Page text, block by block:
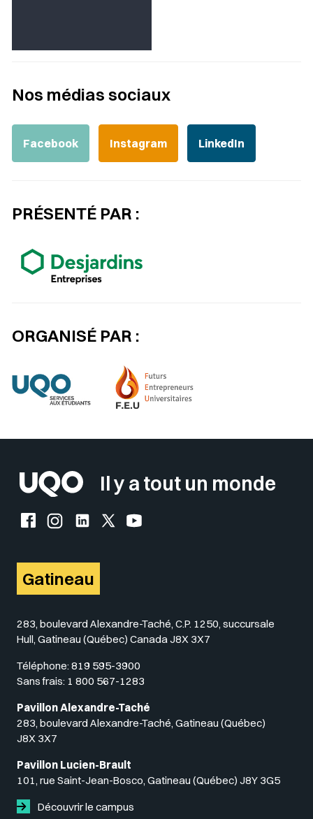
Nos médias sociaux
Facebook Instagram LinkedIn
PRÉSENTÉ PAR :
ORGANISÉ PAR :
Il y a tout un monde
Facebook de l'UQO
Instagram de l'UQO
LinkedIn de l'UQO
X (Twitter) de l'UQO
YouTube de l'UQO
Gatineau
283, boulevard Alexandre-Taché, C.P. 1250, succursale
Hull, Gatineau (Québec) Canada J8X 3X7
Téléphone: 819 595-3900
Sans frais: 1 800 567-1283
Pavillon Alexandre-Taché
283, boulevard Alexandre-Taché, Gatineau (Québec)
J8X 3X7
Pavillon Lucien-Brault
101, rue Saint-Jean-Bosco, Gatineau (Québec) J8Y 3G5
Découvrir le campus